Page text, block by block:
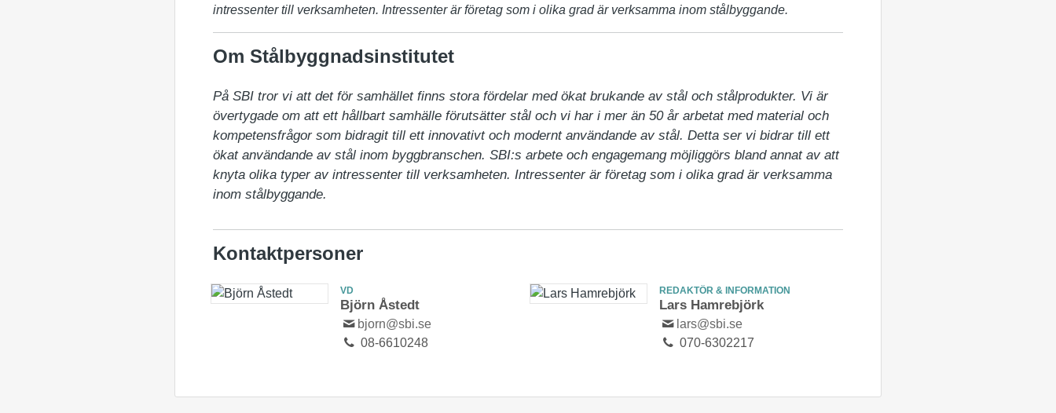
intressenter till verksamheten. Intressenter är företag som i olika grad är verksamma inom stålbyggande.
Om Stålbyggnadsinstitutet
På SBI tror vi att det för samhället finns stora fördelar med ökat brukande av stål och stålprodukter. Vi är
övertygade om att ett hållbart samhälle förutsätter stål och vi har i mer än 50 år arbetat med material och
kompetensfrågor som bidragit till ett innovativt och modernt användande av stål. Detta ser vi bidrar till ett
ökat användande av stål inom byggbranschen. SBI:s arbete och engagemang möjliggörs bland annat av att
knyta olika typer av intressenter till verksamheten. Intressenter är företag som i olika grad är verksamma
inom stålbyggande.
Kontaktpersoner
VD
Björn Åstedt
bjorn@sbi.se
08-6610248
REDAKTÖR & INFORMATION
Lars Hamrebjörk
lars@sbi.se
070-6302217